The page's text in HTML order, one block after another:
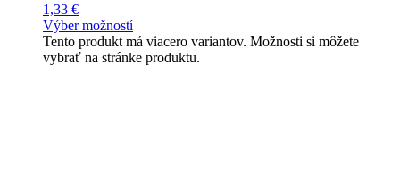
1,33 €
Výber možností
Tento produkt má viacero variantov. Možnosti si môžete
vybrať na stránke produktu.